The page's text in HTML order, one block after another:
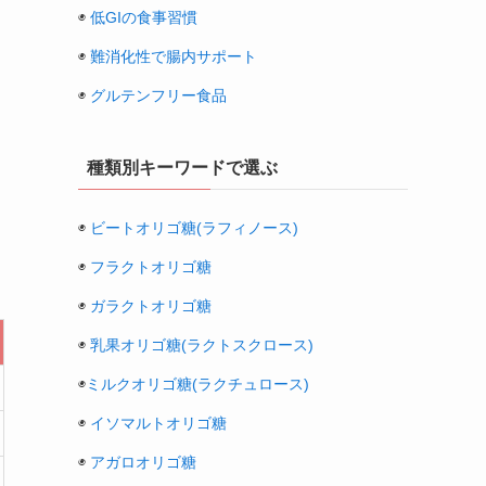
◉ 低GIの食事習慣
◉ 難消化性で腸内サポート
◉ グルテンフリー食品
種類別キーワードで選ぶ
◉ ビートオリゴ糖(ラフィノース)
◉ フラクトオリゴ糖
◉ ガラクトオリゴ糖
◉ 乳果オリゴ糖(ラクトスクロース)
◉ミルクオリゴ糖(ラクチュロース)
◉ イソマルトオリゴ糖
◉ アガロオリゴ糖